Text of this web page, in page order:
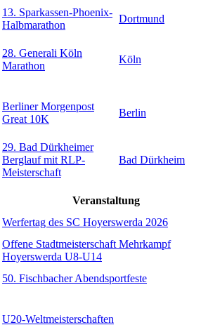
13. Sparkassen-Phoenix-
Halbmarathon
Dortmund
28. Generali Köln
Marathon
Köln
Berliner Morgenpost
Great 10K
Berlin
29. Bad Dürkheimer
Berglauf mit RLP-
Meisterschaft
Bad Dürkheim
Veranstaltung
Werfertag des SC Hoyerswerda 2026
Offene Stadtmeisterschaft Mehrkampf
Hoyerswerda U8-U14
50. Fischbacher Abendsportfeste
U20-Weltmeisterschaften